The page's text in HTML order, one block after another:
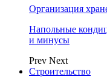
Организация
Напольные
и минусы
Prev Next
Строительство